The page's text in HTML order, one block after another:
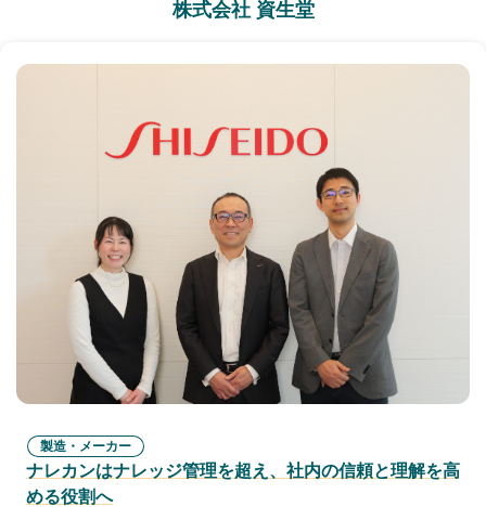
株式会社 資生堂
製造・メーカー
ナレカンはナレッジ管理を超え、社内の信頼と理解を高
める役割へ